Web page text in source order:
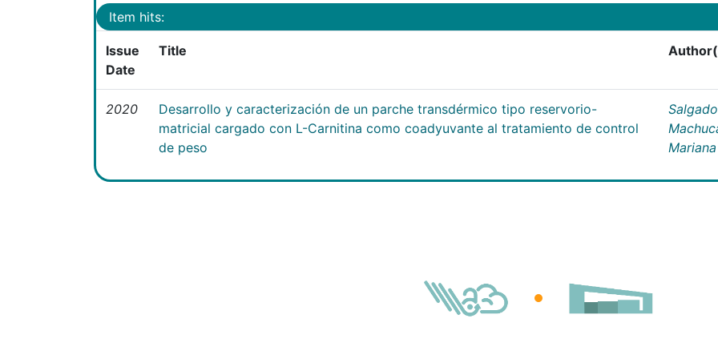
Item hits:
Issue
Date
Title
2020
Desarrollo y caracterización de un parche transdérmico tipo reservorio-
matricial cargado con L-Carnitina como coadyuvante al tratamiento de control
de peso
Salgado
Mariana